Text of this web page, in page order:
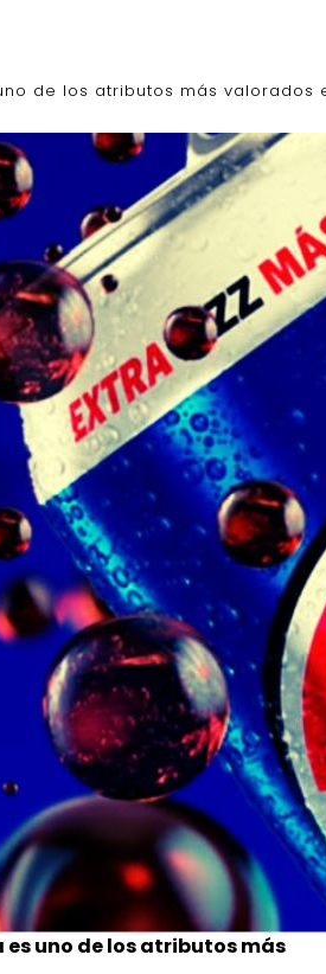
de los atributos más valorados
uno de los atributos más